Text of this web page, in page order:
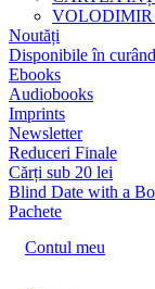
Noutăți
Disponibile în curând
Ebooks
Audiobooks
Imprints
Newsletter
Reduceri Finale
Cărți sub 20 lei
Blind Date with a
Pachete
Contul meu